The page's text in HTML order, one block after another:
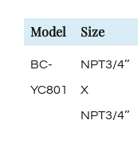
Model Size
BC-
YC801
NPT3/4’’
X
NPT3/4’’